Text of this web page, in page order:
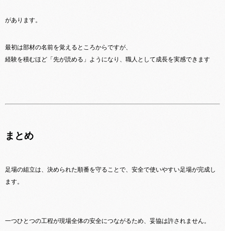
があります。
最初は部材の名前を覚えるところからですが、
経験を積むほど「先が読める」ようになり、職人として成長を実感できます
まとめ
足場の組立は、決められた順番を守ることで、安全で使いやすい足場が完成し
ます。
一つひとつの工程が現場全体の安全につながるため、妥協は許されません。